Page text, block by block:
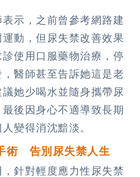
示，之前曾參考網路建
動，但尿失禁改善效果
使用口服藥物治療，停
醫師甚至告訴她這是老
她少喝水並隨身攜帶尿
後因身心不適導致長期
變得消沈黯淡。
術 告別尿失禁人生
針對輕度應力性尿失禁